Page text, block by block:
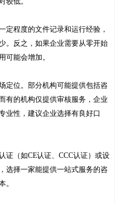
定程度的文件记录和运行经验，
。反之，如果企业需要从零开始
可能会增加。
定位。部分机构可能提供包括咨
有的机构仅提供审核服务，企业
业性，建议企业选择有良好口
证（如CE认证、CCC认证）或设
选择一家能提供一站式服务的咨
。